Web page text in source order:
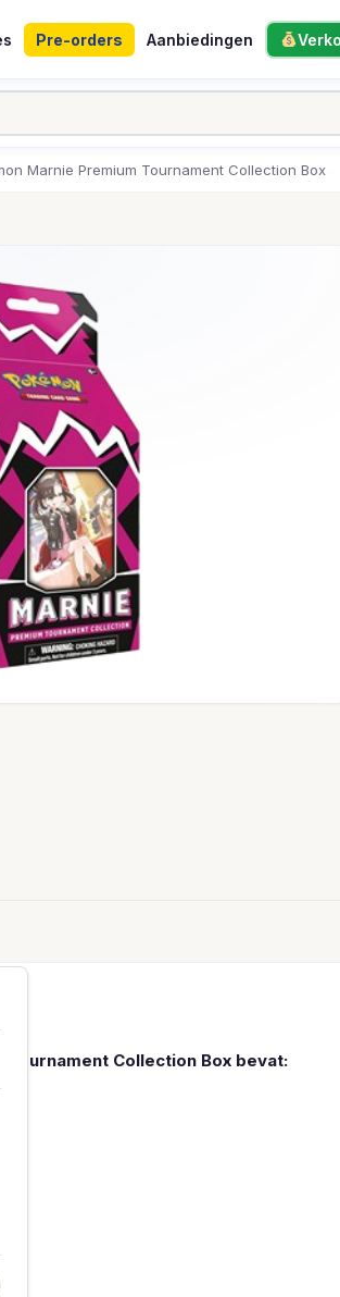
Pre-orders Aanbiedingen
Marnie Premium Tournament Collection Box
Tournament Collection Box bevat: